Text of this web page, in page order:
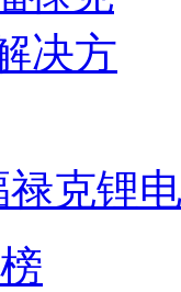
禄克锂